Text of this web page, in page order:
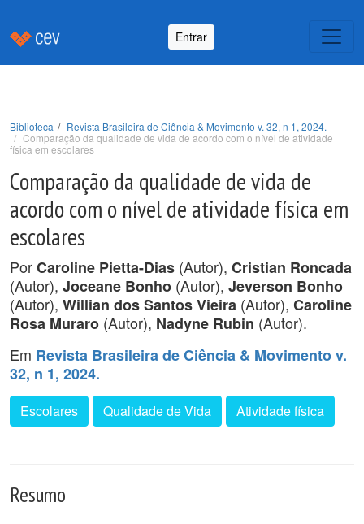
Entrar
Biblioteca
Revista Brasileira de Ciência & Movimento v. 32, n 1, 2024.
Comparação da qualidade de vida de acordo com o nível de atividade
física em escolares
Comparação da qualidade de vida de
acordo com o nível de atividade física em
escolares
PorCaroline Pietta-Dias (Autor), Cristian Roncada
(Autor), Joceane Bonho (Autor), Jeverson Bonho
(Autor), Willian dos Santos Vieira (Autor), Caroline
Rosa Muraro (Autor), Nadyne Rubin (Autor).
Em Revista Brasileira de Ciência & Movimento v.
32, n 1, 2024.
Escolares Qualidade de Vida Atividade física
Resumo